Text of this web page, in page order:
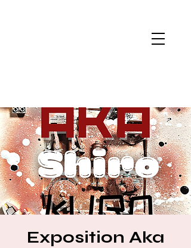
Exposition Aka